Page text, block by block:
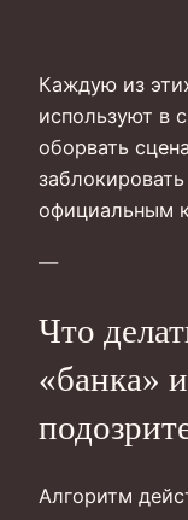
Каждую из
используют в
оборвать
официальным
—
Что
«банка»
Алгоритм